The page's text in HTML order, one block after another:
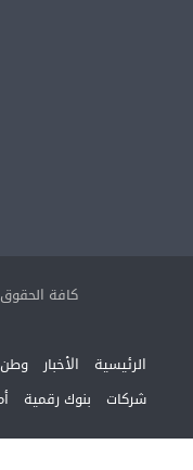
كافة الحقوق
الرئيسية الأخبار
شركات بنوك رقمية